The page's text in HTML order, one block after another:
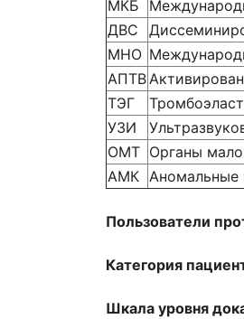
МКБ
ДВС
МНО
АПТВ
ТЭГ
УЗИ
ОМТ Органы
АМК Аномальные
Пользователи
Категория
Шкала уровня